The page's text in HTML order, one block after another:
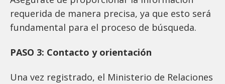
requerida de manera precisa, ya que esto será
fundamental para el proceso de búsqueda.
PASO 3: Contacto y orientación
Una vez registrado, el Ministerio de Relaciones